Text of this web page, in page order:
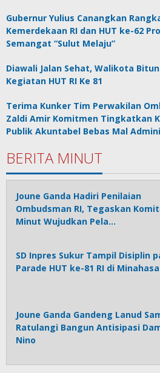
Gubernur Yulius Canangkan
Kemerdekaan RI dan HUT ke-62
Semangat “Sulut Melaju”
Diawali Jalan Sehat, Walikota
Kegiatan HUT RI Ke 81
Terima Kunker Tim Perwakilan
Zaldi Amir Komitmen Tingkatkan
Publik Akuntabel Bebas Mal
BERITA MINUT
Joune Ganda Hadiri Penilaian
Ombudsman RI, Tegaskan
Minut Wujudkan Pela…
SD Inpres Sukur Tampil Disiplin
Parade HUT ke-81 RI di
Joune Ganda Gandeng Lanud
Ratulangi Bangun Antisipasi
Nino